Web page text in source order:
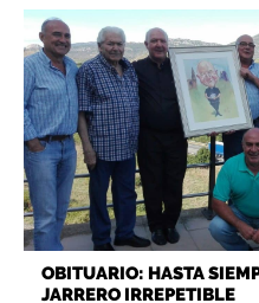
OBITUARIO: HASTA
JARRERO IRREPETIBLE